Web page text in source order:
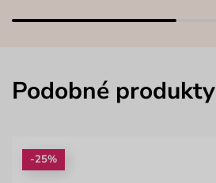
Podobné produkty
-25%